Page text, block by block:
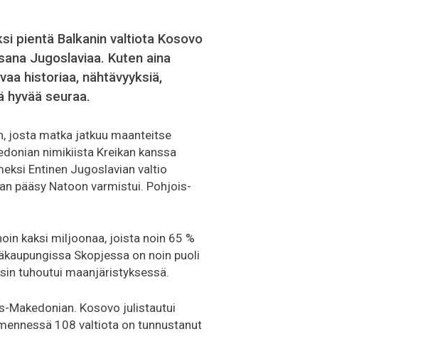
pientä Balkanin valtiota Kosovo
Jugoslaviaa. Kuten aina
historiaa, nähtävyyksiä,
seuraa.
josta matka jatkuu maanteitse
nimikiista Kreikan kanssa
Entinen Jugoslavian valtio
pääsy Natoon varmistui. Pohjois-
kaksi miljoonaa, joista noin 65 %
Skopjessa on noin puoli
tuhoutui maanjäristyksessä.
Makedonian. Kosovo julistautui
108 valtiota on tunnustanut